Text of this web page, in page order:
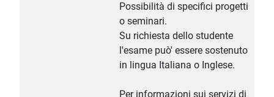
Possibilità di specifici progetti
o seminari.
Su richiesta dello studente
l'esame può' essere sostenuto
in lingua Italiana o Inglese.
Per informazioni sui servizi di